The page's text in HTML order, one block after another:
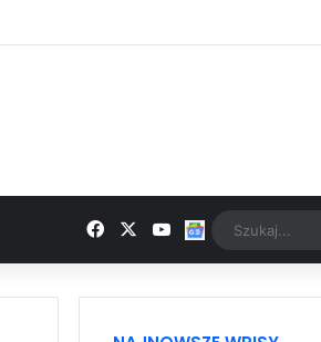
FacebookYouTubeGoogle News